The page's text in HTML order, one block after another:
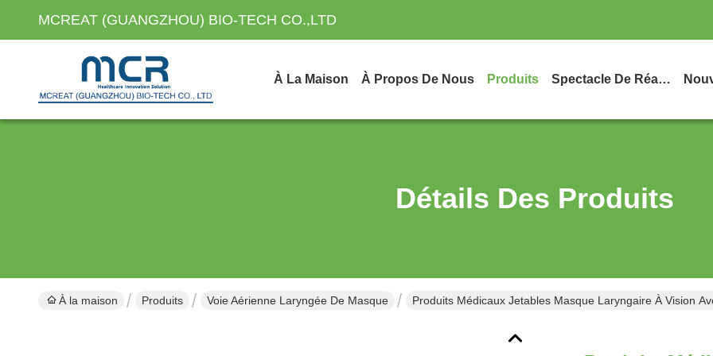
MCREAT (GUANGZHOU) BIO-TECH CO.,LTD
À La Maison À Propos De Nous Produits Spectacle De Réalité Virtuelle
Détails Des Produits
À la maison Produits Voie Aérienne Laryngée De Masque Produits Médicaux Jetables Masque Laryngaire À Vision